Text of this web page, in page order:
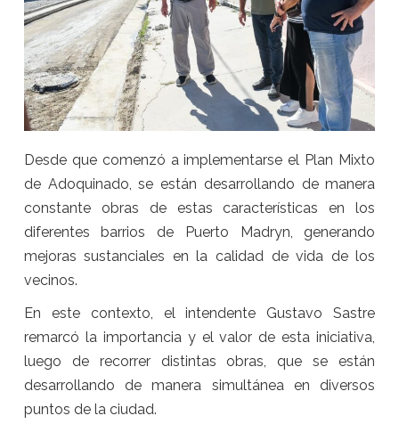
Desde que comenzó a implementarse el Plan Mixto
de Adoquinado, se están desarrollando de manera
constante obras de estas características en los
diferentes barrios de Puerto Madryn, generando
mejoras sustanciales en la calidad de vida de los
vecinos.
En este contexto, el intendente Gustavo Sastre
remarcó la importancia y el valor de esta iniciativa,
luego de recorrer distintas obras, que se están
desarrollando de manera simultánea en diversos
puntos de la ciudad.